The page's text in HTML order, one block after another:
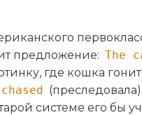
предложение: The
где кошка
chased
системе его бы